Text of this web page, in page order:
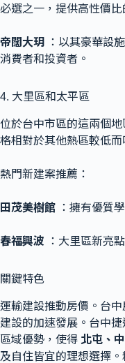
必選之一，提供高性價比
帝闊大玥
：以其豪華設
消費者和投資者。
4. 大里區和太平區
位於台中市區的這兩個
格相對於其他熱區較低而
熱門新建案推薦：
田茂美樹館 ：擁有優質
春福興波 ：大里區新亮
關鍵特色
運輸建設推動房價。台
建設的加速發展。台中
區域優勢，使得 北屯、
及自住皆宜的理想選擇